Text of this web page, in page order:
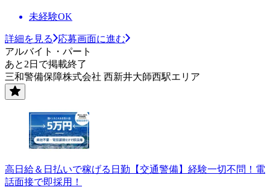
未経験OK
詳細を見る
応募画面に進む
アルバイト・パート
あと2日で掲載終了
三和警備保障株式会社 西新井大師西駅エリア
高日給＆日払いで稼げる日勤【交通警備】経験一切不問！電
話面接で即採用！